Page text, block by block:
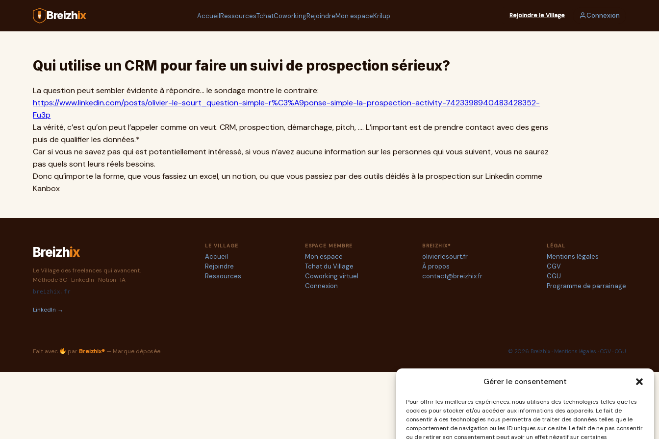
Gérer le consentement
Pour offrir les meilleures expériences, nous utilisons des technologies telles que les
cookies pour stocker et/ou accéder aux informations des appareils. Le fait de
consentir à ces technologies nous permettra de traiter des données telles que le
comportement de navigation ou les ID uniques sur ce site. Le fait de ne pas consentir
ou de retirer son consentement peut avoir un effet négatif sur certaines
Breizhix AccueilRessourcesTchatCoworkingRejoindreMon espaceKrilup Rejoindre le Village Connexion
Qui utilise un CRM pour faire un suivi de prospection sérieux?
La question peut sembler évidente à répondre… le sondage montre le contraire:
https://www.linkedin.com/posts/olivier-le-sourt_question-simple-r%C3%A9ponse-simple-la-prospection-activity-7423398940483428352-
Fu3p
La vérité, c’est qu’on peut l’appeler comme on veut. CRM, prospection, démarchage, pitch, …. L’important est de prendre contact avec des gens
puis de qualifier les données.*
Car si vous ne savez pas qui est potentiellement intéressé, si vous n’avez aucune information sur les personnes qui vous suivent, vous ne saurez
pas quels sont leurs réels besoins.
Donc qu’importe la forme, que vous fassiez un excel, un notion, ou que vous passiez par des outils déidés à la prospection sur Linkedin comme
Kanbox
Breizhix
Le Village des freelances qui avancent.
Méthode 3C · LinkedIn · Notion · IA
breizhix.fr
LinkedIn →
LE VILLAGE
Accueil
Rejoindre
Ressources
ESPACE MEMBRE
Mon espace
Tchat du Village
Coworking virtuel
Connexion
BREIZHIX®
olivierlesourt.fr
À propos
contact@breizhix.fr
LÉGAL
Mentions légales
CGV
CGU
Programme de parrainage
Fait avec par Breizhix®— Marque déposée © 2026 Breizhix · Mentions légales · CGV· CGU